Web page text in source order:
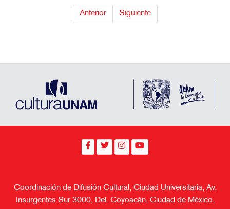
Anterior Siguiente
Coordinación de Difusión Cultural, Ciudad Universitaria, Av.
Insurgentes Sur 3000, Del. Coyoacán, Ciudad de México,